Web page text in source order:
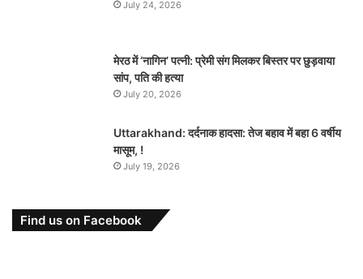
July 24, 2026
मेरठ में ‘नागिन’ पत्नी: प्रेमी संग मिलकर बिस्तर पर छुड़वाया
सांप, पति की हत्या
July 20, 2026
Uttarakhand: दर्दनाक हादसा: तेज बहाव में बहा 6 वर्षीय
मासूम, !
July 19, 2026
Find us on Facebook